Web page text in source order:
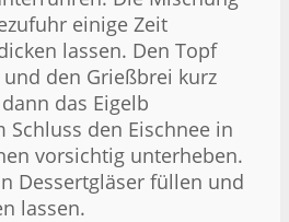
einige Zeit
lassen. Den Topf
den Grießbrei kurz
das Eigelb
den Eischnee in
vorsichtig unterheben.
Dessertgläser füllen und
lassen.